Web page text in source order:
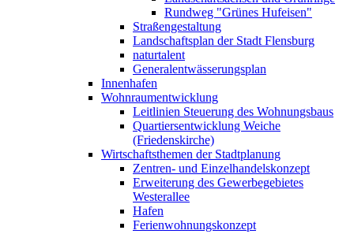
Rundweg "Grünes Hufeisen"
Straßengestaltung
Landschaftsplan der Stadt Flensburg
naturtalent
Generalentwässerungsplan
Innenhafen
Wohnraumentwicklung
Leitlinien Steuerung des Wohnungsbaus
Quartiersentwicklung Weiche
(Friedenskirche)
Wirtschaftsthemen der Stadtplanung
Zentren- und Einzelhandelskonzept
Erweiterung des Gewerbegebietes
Westerallee
Hafen
Ferienwohnungskonzept